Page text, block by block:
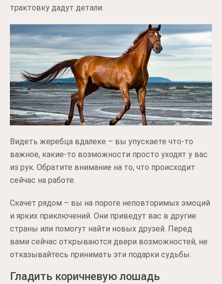
трактовку дадут детали.
Видеть жеребца вдалеке – вы упускаете что-то
важное, какие-то возможности просто уходят у вас
из рук. Обратите внимание на то, что происходит
сейчас на работе.
Скачет рядом – вы на пороге неповторимых эмоций
и ярких приключений. Они приведут вас в другие
страны или помогут найти новых друзей. Перед
вами сейчас открываются двери возможностей, не
отказывайтесь принимать эти подарки судьбы.
Гладить коричневую лошадь